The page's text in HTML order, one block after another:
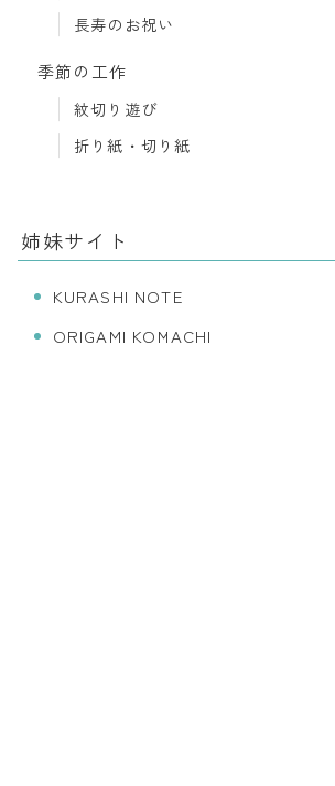
長寿のお祝い
季節の工作
紋切り遊び
折り紙・切り紙
姉妹サイト
KURASHI NOTE
ORIGAMI KOMACHI